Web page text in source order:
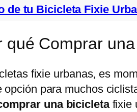
de tu Bicicleta Fixie
qué Comprar una
fixie urbanas, es
para muchos
una bicicletafixie